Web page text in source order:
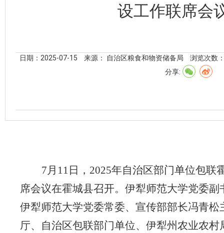
设工作联席会
日期：2025-07-15 来源： 自治区粮食和物资储备局
浏览次数
分享:
7月11日，2025年自治区部门单位包联
席会议在霍城县召开。伊犁师范大学党委
伊犁师范大学党委常委、宣传部部长冯青
厅、自治区包联部门单位、伊犁州农业农